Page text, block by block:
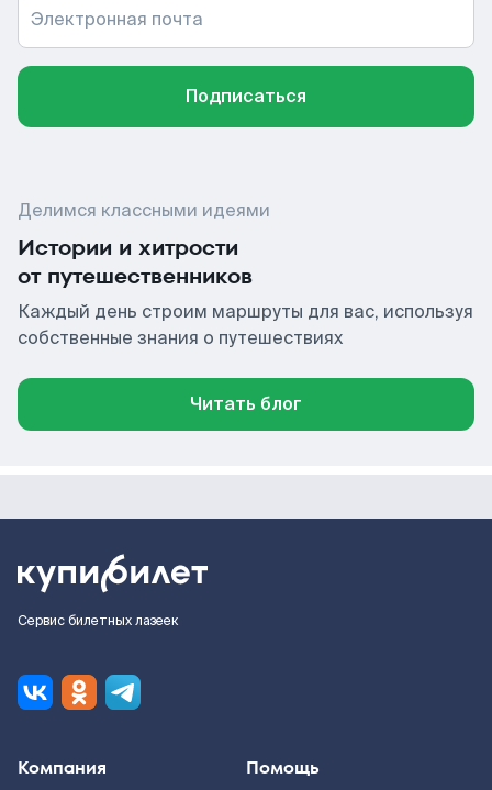
Электронная почта
Подписаться
Делимся классными идеями
Истории и хитрости
от путешественников
Каждый день строим маршруты для вас, используя
собственные знания о путешествиях
Читать блог
Сервис билетных лазеек
Компания Помощь